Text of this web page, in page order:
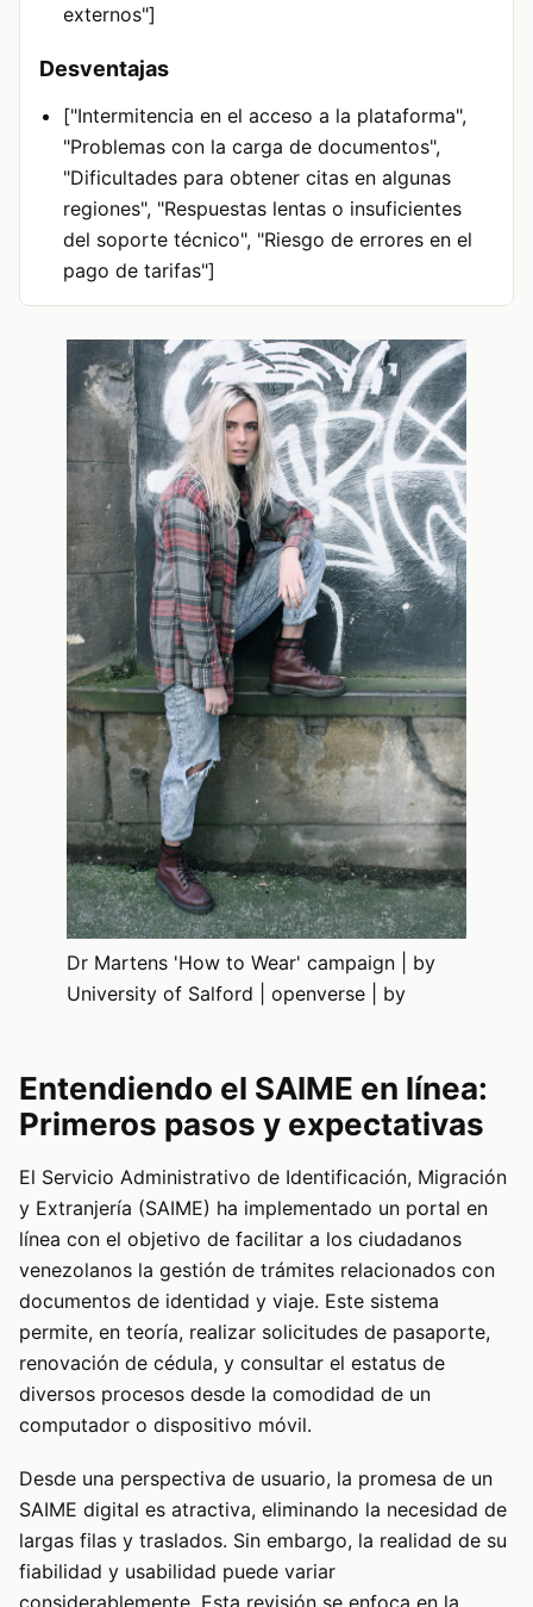
externos"]
Desventajas
["Intermitencia en el acceso a la plataforma",
"Problemas con la carga de documentos",
"Dificultades para obtener citas en algunas
regiones", "Respuestas lentas o insuficientes
del soporte técnico", "Riesgo de errores en el
pago de tarifas"]
Dr Martens 'How to Wear' campaign | by
University of Salford | openverse | by
Entendiendo el SAIME en línea:
Primeros pasos y expectativas
El Servicio Administrativo de Identificación, Migración
y Extranjería (SAIME) ha implementado un portal en
línea con el objetivo de facilitar a los ciudadanos
venezolanos la gestión de trámites relacionados con
documentos de identidad y viaje. Este sistema
permite, en teoría, realizar solicitudes de pasaporte,
renovación de cédula, y consultar el estatus de
diversos procesos desde la comodidad de un
computador o dispositivo móvil.
Desde una perspectiva de usuario, la promesa de un
SAIME digital es atractiva, eliminando la necesidad de
largas filas y traslados. Sin embargo, la realidad de su
fiabilidad y usabilidad puede variar
considerablemente. Esta revisión se enfoca en la